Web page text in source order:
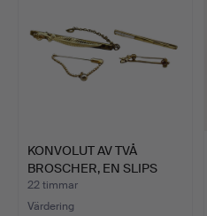
KONVOLUT AV TVÅ
BROSCHER, EN SLIPS
NÅL OCH…
22 timmar
Värdering